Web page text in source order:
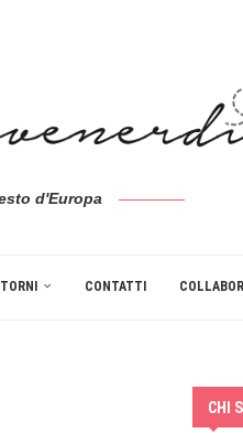
d'Europa
CONTATTI
CHI